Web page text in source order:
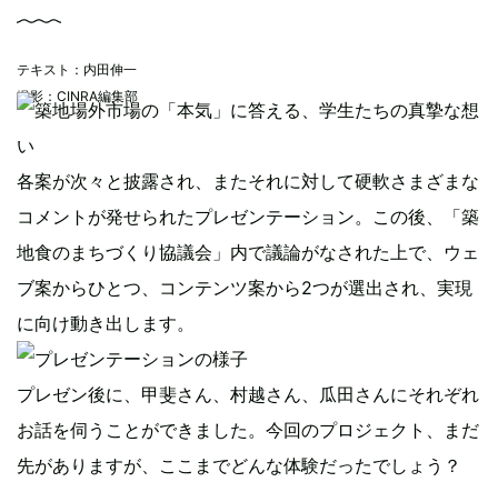
テキスト：内田伸一
撮影：CINRA編集部
各案が次々と披露され、またそれに対して硬軟さまざまな
コメントが発せられたプレゼンテーション。この後、「築
地食のまちづくり協議会」内で議論がなされた上で、ウェ
ブ案からひとつ、コンテンツ案から2つが選出され、実現
に向け動き出します。
プレゼン後に、甲斐さん、村越さん、瓜田さんにそれぞれ
お話を伺うことができました。今回のプロジェクト、まだ
先がありますが、ここまでどんな体験だったでしょう？